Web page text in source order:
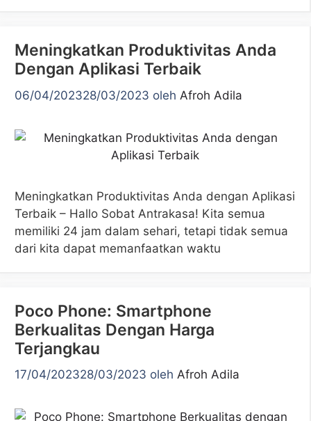
Meningkatkan Produktivitas Anda
Dengan Aplikasi Terbaik
06/04/202328/03/2023 oleh Afroh Adila
Meningkatkan Produktivitas Anda dengan Aplikasi
Terbaik – Hallo Sobat Antrakasa! Kita semua
memiliki 24 jam dalam sehari, tetapi tidak semua
dari kita dapat memanfaatkan waktu
Poco Phone: Smartphone
Berkualitas Dengan Harga
Terjangkau
17/04/202328/03/2023 oleh Afroh Adila